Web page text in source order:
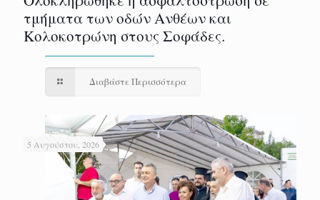
τμήματα των οδών Ανθέων και
Κολοκοτρώνη στους Σοφάδες.
Διαβάστε Περισσότερα
5 Αυγούστου, 2026